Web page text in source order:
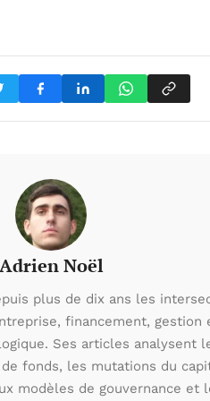
Adrien Noël
plus de dix ans les
financement, gestion
Ses articles analysent
fonds, les mutations du
modèles de gouvernance et